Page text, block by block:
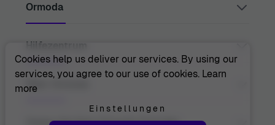
Ormoda
Juul Grietensstraat 9/11, 2140 Antwerp, Belgium
support@ormoda.com
Montag bis Donnerstag zwischen 9:30 und 18:00 Uhr
(MEZ)
Hilfezentrum
Hilfezentrum
Infos Zur Bestellung
Über Ormoda
Über Uns
Cookies help us deliver our services. By using our
services, you agree to our use of cookies. Learn
more
Einstellungen